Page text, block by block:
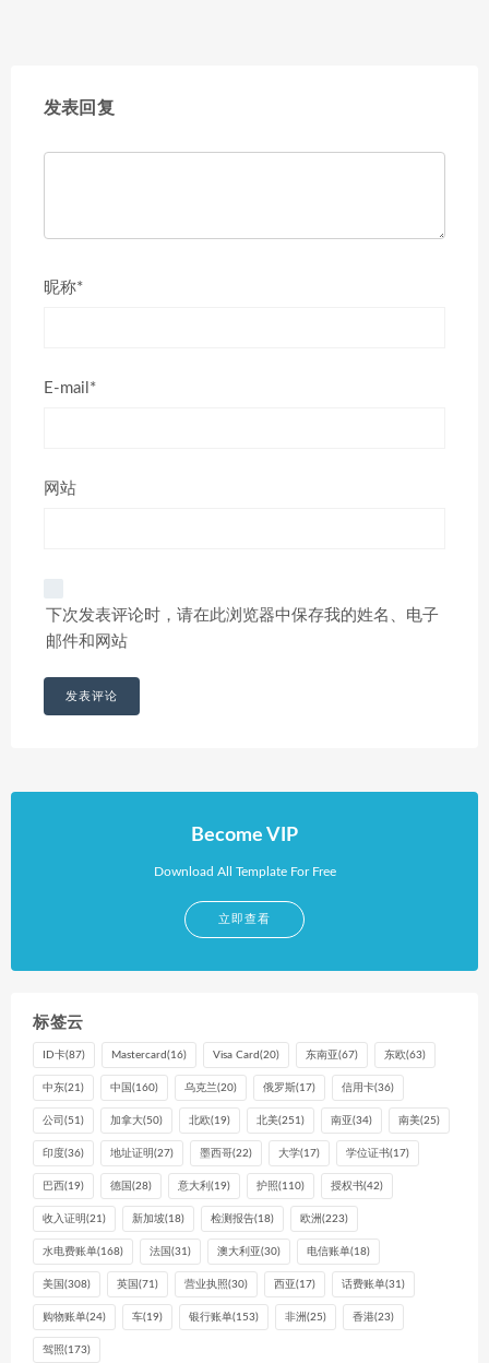
发表回复
昵称*
E-mail*
网站
下次发表评论时，请在此浏览器中保存我的姓名、电子
邮件和网站
Become VIP
Download All Template For Free
立即查看
标签云
ID卡(87) Mastercard (16) Visa Card (20) 东南亚(67) 东欧(63)
中东(21) 中国 (160) 乌克兰(20) 俄罗斯(17) 信用卡(36)
公司 (51) 加拿大(50) 北欧(19) 北美(251) 南亚(34) 南美(25)
印度(36) 地址证明 (27) 墨西哥(22) 大学(17) 学位证书(17)
巴西(19) 德国 (28) 意大利 (19) 护照(110) 授权书(42)
收入证明 (21) 新加坡(18) 检测报告(18) 欧洲 (223)
水电费账单(168) 法国 (31) 澳大利亚(30) 电信账单(18)
美国 (308) 英国 (71) 营业执照(30) 西亚(17) 话费账单(31)
购物账单(24) 车(19) 银行账单(153) 非洲 (25) 香港(23)
驾照(173)